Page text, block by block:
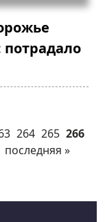
потрадало
264 265 266
последняя »